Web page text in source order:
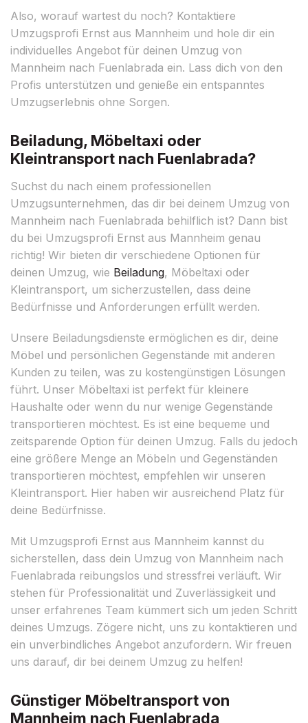
Also, worauf wartest du noch? Kontaktiere
Umzugsprofi Ernst aus Mannheim und hole dir ein
individuelles Angebot für deinen Umzug von
Mannheim nach Fuenlabrada ein. Lass dich von den
Profis unterstützen und genieße ein entspanntes
Umzugserlebnis ohne Sorgen.
Beiladung, Möbeltaxi oder
Kleintransport nach Fuenlabrada?
Suchst du nach einem professionellen
Umzugsunternehmen, das dir bei deinem Umzug von
Mannheim nach Fuenlabrada behilflich ist? Dann bist
du bei Umzugsprofi Ernst aus Mannheim genau
richtig! Wir bieten dir verschiedene Optionen für
deinen Umzug, wie Beiladung, Möbeltaxi oder
Kleintransport, um sicherzustellen, dass deine
Bedürfnisse und Anforderungen erfüllt werden.
Unsere Beiladungsdienste ermöglichen es dir, deine
Möbel und persönlichen Gegenstände mit anderen
Kunden zu teilen, was zu kostengünstigen Lösungen
führt. Unser Möbeltaxi ist perfekt für kleinere
Haushalte oder wenn du nur wenige Gegenstände
transportieren möchtest. Es ist eine bequeme und
zeitsparende Option für deinen Umzug. Falls du jedoch
eine größere Menge an Möbeln und Gegenständen
transportieren möchtest, empfehlen wir unseren
Kleintransport. Hier haben wir ausreichend Platz für
deine Bedürfnisse.
Mit Umzugsprofi Ernst aus Mannheim kannst du
sicherstellen, dass dein Umzug von Mannheim nach
Fuenlabrada reibungslos und stressfrei verläuft. Wir
stehen für Professionalität und Zuverlässigkeit und
unser erfahrenes Team kümmert sich um jeden Schritt
deines Umzugs. Zögere nicht, uns zu kontaktieren und
ein unverbindliches Angebot anzufordern. Wir freuen
uns darauf, dir bei deinem Umzug zu helfen!
Günstiger Möbeltransport von
Mannheim nach Fuenlabrada